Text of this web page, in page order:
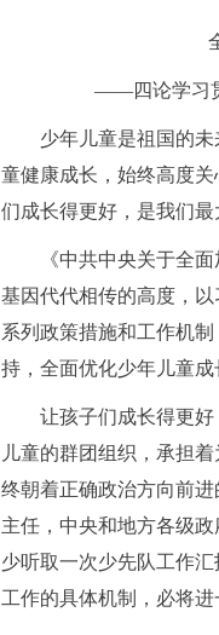
——四论学习
少年儿童是祖国的未
童健康成长，始终高度
们成长得更好，是我们最
《中共中央关于全面
基因代代相传的高度，
系列政策措施和工作机
持，全面优化少年儿童成
让孩子们成长得更好
儿童的群团组织，承担
终朝着正确政治方向前
主任，中央和地方各级
少听取一次少先队工作
工作的具体机制，必将